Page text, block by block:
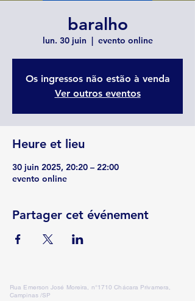
baralho
lun. 30 juin
  |
evento online
Os ingressos não estão à venda
Ver outros eventos
Heure et lieu
30 juin 2025, 20:20 – 22:00
evento online
Partager cet événement
Rua Emerson José Moreira, n°1710 Chácara Privamera,
Campinas /SP